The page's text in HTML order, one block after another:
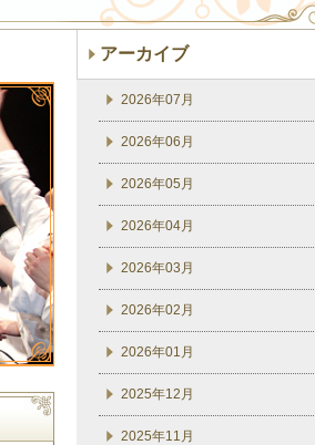
アーカイブ
2026年07月
2026年06月
2026年05月
2026年04月
2026年03月
2026年02月
2026年01月
2025年12月
2025年11月